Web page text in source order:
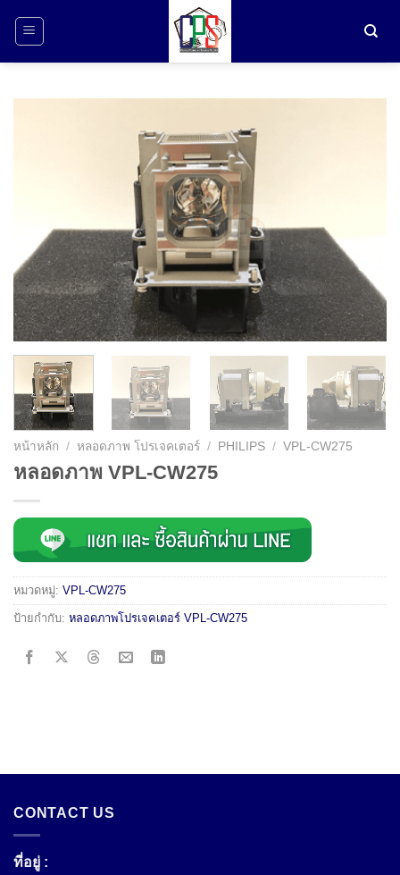
หน้าหลัก / หลอดภาพ โปรเจคเตอร์ / PHILIPS / VPL-CW275
หลอดภาพ VPL-CW275
หมวดหมู่: VPL-CW275
ป้ายกำกับ: หลอดภาพโปรเจคเตอร์ VPL-CW275
CONTACT US
ที่อยู่ :